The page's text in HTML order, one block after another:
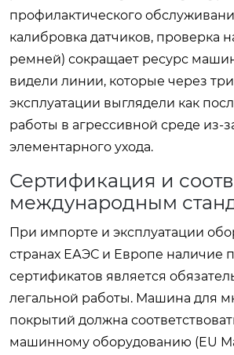
профилактического
калибровка датчиков, проверка
ремней) сокращает ресурс
видели линии, которые через три
эксплуатации выглядели как
работы в агрессивной среде из-
элементарного ухода.
Сертификация и
международным
При импорте и эксплуатации
странах ЕАЭС и Европе наличие
сертификатов является
легальной работы. Машина для
покрытий должна
машинному оборудованию (EU